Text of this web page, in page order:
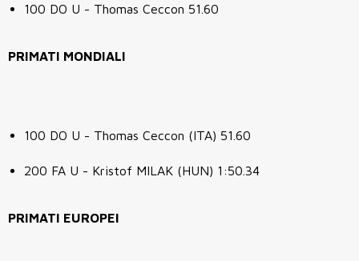
100 DO U - Thomas Ceccon 51.60
PRIMATI MONDIALI
100 DO U - Thomas Ceccon (ITA) 51.60
200 FA U - Kristof MILAK (HUN) 1:50.34
PRIMATI EUROPEI